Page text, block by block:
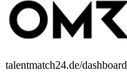
talentmatch24.de/dashboard